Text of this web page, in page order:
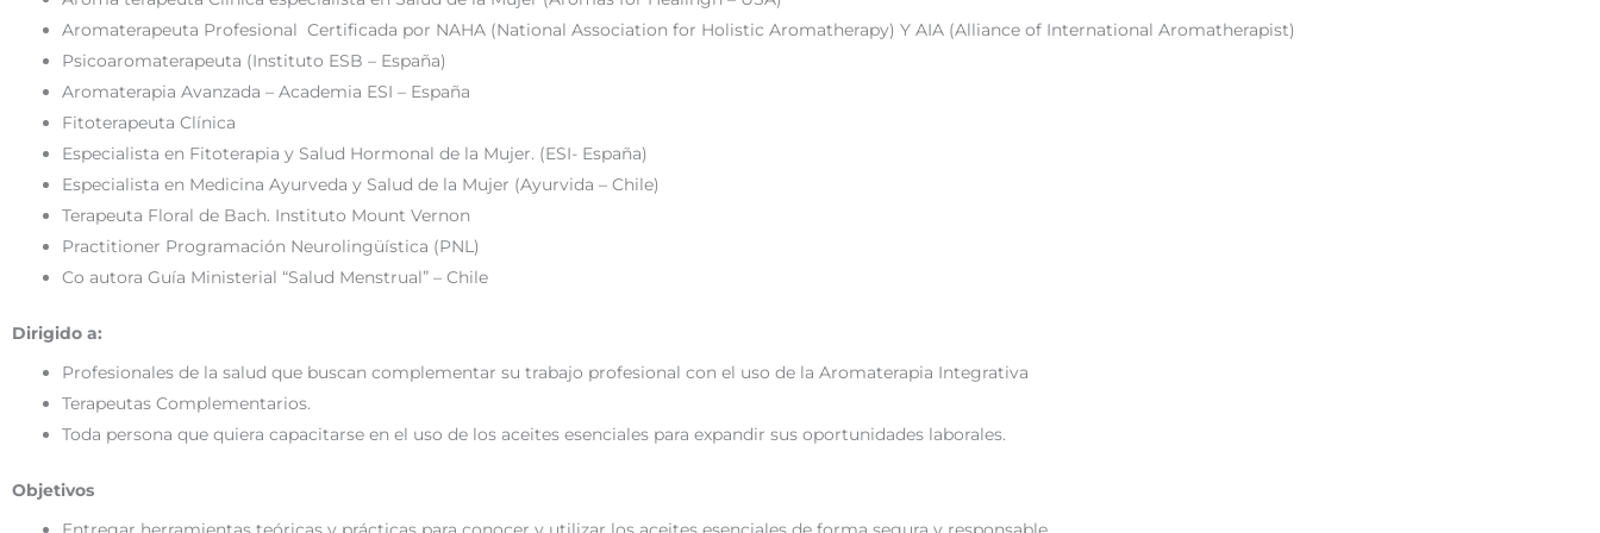
Aromaterapeuta Profesional Certificada por NAHA (National Association for Holistic Aromatherapy) Y AIA (Alliance of International Aromatherapist)
Psicoaromaterapeuta (Instituto ESB – España)
Aromaterapia Avanzada – Academia ESI – España
Fitoterapeuta Clínica
Especialista en Fitoterapia y Salud Hormonal de la Mujer. (ESI- España)
Especialista en Medicina Ayurveda y Salud de la Mujer (Ayurvida – Chile)
Terapeuta Floral de Bach. Instituto Mount Vernon
Practitioner Programación Neurolingüística (PNL)
Co autora Guía Ministerial “Salud Menstrual” – Chile
Dirigido a:
Profesionales de la salud que buscan complementar su trabajo profesional con el uso de la Aromaterapia Integrativa
Terapeutas Complementarios.
Toda persona que quiera capacitarse en el uso de los aceites esenciales para expandir sus oportunidades laborales.
Objetivos